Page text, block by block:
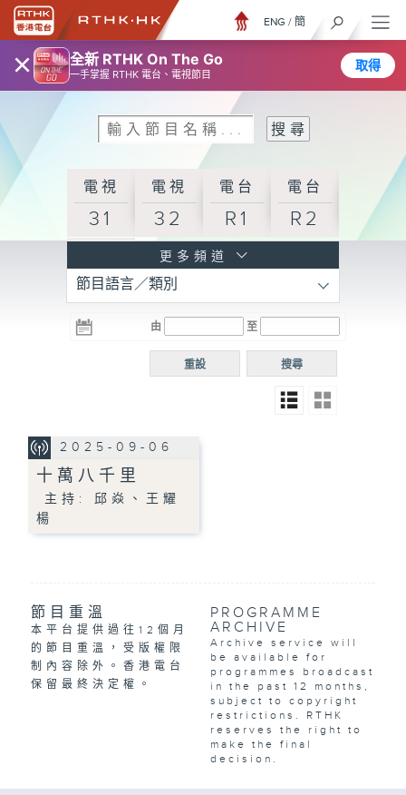
× 全新 RTHK On The Go
一手掌握 RTHK 電台、電視節目
取得
ENG / 簡
電視
31
電視
32
電台
R1
電台
R2
R3
電台 電台
R5
電台
普通
更多頻道
節目語言／類別
由 至
搜尋
重設
2025-09-06
十萬八千里
主持: 邱焱、王耀
楊
節目重溫
本平台提供過往12個月
的節目重溫，受版權限
制內容除外。香港電台
保留最終決定權。
PROGRAMME
ARCHIVE
Archive service will
be available for
programmes broadcast
in the past 12 months,
subject to copyright
restrictions. RTHK
reserves the right to
make the final
decision.